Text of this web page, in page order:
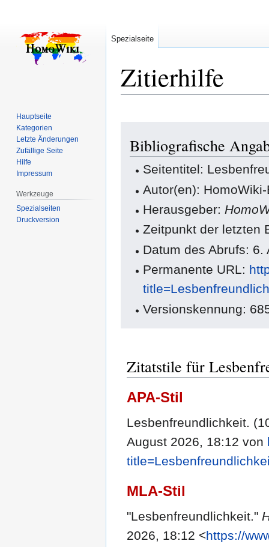
Zitierhilfe
Navigation
springen
Suche
springen
Bibliografische
Seitentitel:
Autor(en):
Herausgeber:
Zeitpunkt der letzten
Datum des Abrufs:
Permanente URL:
Versionskennung:
Zitatstile für
APA-Stil
Lesbenfreundlichkeit.
August 2026, 18:12 von
MLA-Stil
"Lesbenfreundlichkeit."
2026, 18:12 <https://
Spezialseite
Hauptseite
Kategorien
Letzte Änderungen
Zufällige Seite
Hilfe
Impressum
Werkzeuge
Spezialseiten
Druckversion